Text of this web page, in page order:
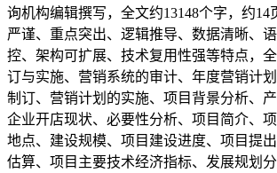
询机构编辑撰写，全文约13148个字，约14
严谨、重点突出、逻辑推导、数据清晰、
控、架构可扩展、技术复用性强等特点，
订与实施、营销系统的审计、年度营销计
制订、营销计划的实施、项目背景分析、
企业开店现状、必要性分析、项目简介、
地点、建设规模、项目建设进度、项目提
估算、项目主要技术经济指标、发展规划